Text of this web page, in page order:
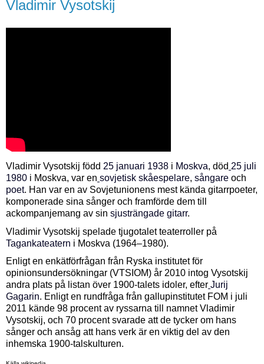
Vladimir Vysotskij
Vladimir Vysotskij född 25 januari 1938 i Moskva, död 25 juli
1980 i Moskva, var en sovjetisk skåespelare, sångare och
poet. Han var en av Sovjetunionens mest kända gitarrpoeter,
komponerade sina sånger och framförde dem till
ackompanjemang av sin sjusträngade gitarr.
Vladimir Vysotskij spelade tjugotalet teaterroller på
Tagankateatern i Moskva (1964–1980).
Enligt en enkätförfrågan från Ryska institutet för
opinionsundersökningar (VTSIOM) år 2010 intog Vysotskij
andra plats på listan över 1900-talets idoler, efter Jurij
Gagarin. Enligt en rundfråga från gallupinstitutet FOM i juli
2011 kände 98 procent av ryssarna till namnet Vladimir
Vysotskij, och 70 procent svarade att de tycker om hans
sånger och ansåg att hans verk är en viktig del av den
inhemska 1900-talskulturen.